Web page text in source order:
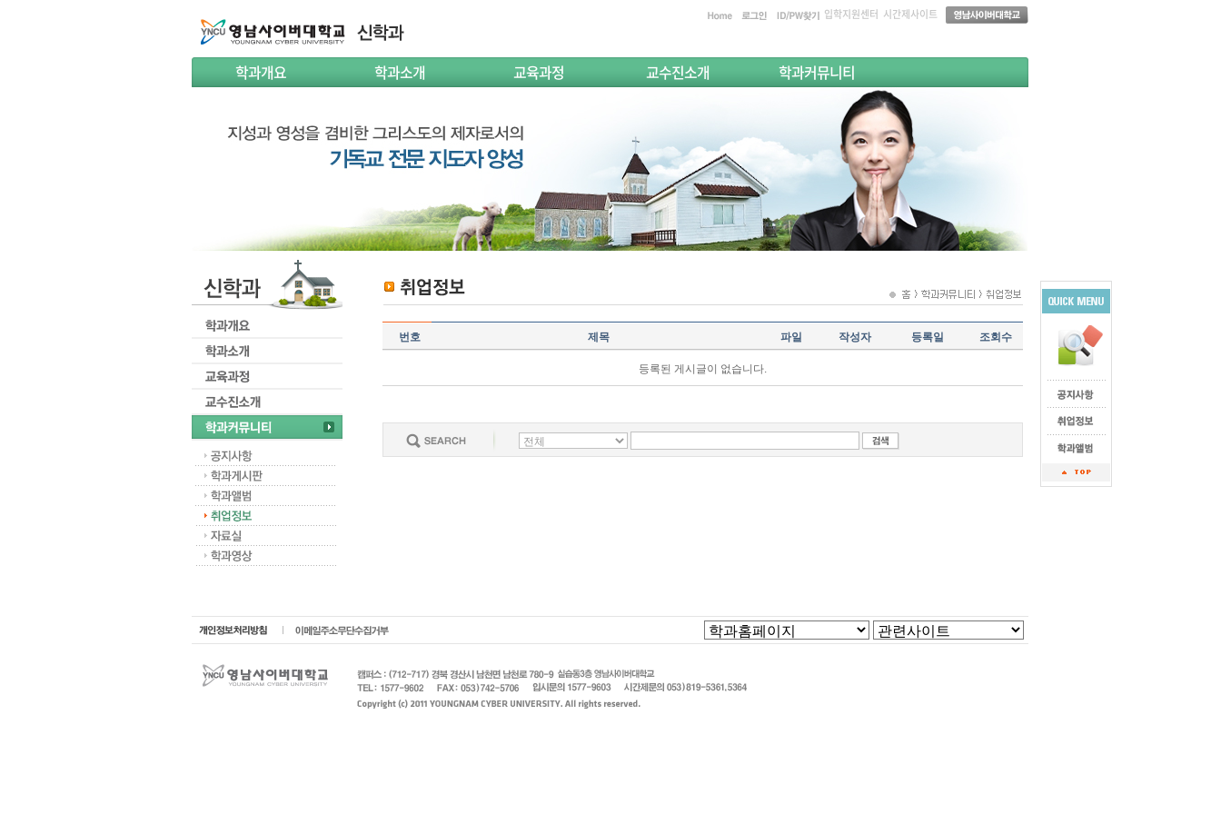
입학지원센터 시간제사이트
학과개요 학과소개 교육과정 교수진소개 학과커뮤니티
번호 제목 파일 작성자 등록일 조회수
등록된 게시글이 없습니다.